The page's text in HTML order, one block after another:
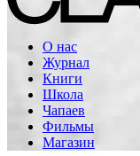
О нас
Журнал
Книги
Школа
Чапаев
Фильмы
Магазин